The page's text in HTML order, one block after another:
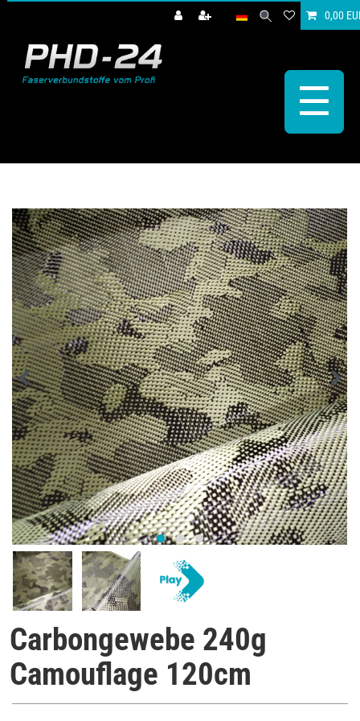
0,00
☰
Carbongewebe 240g
Camouflage 120cm